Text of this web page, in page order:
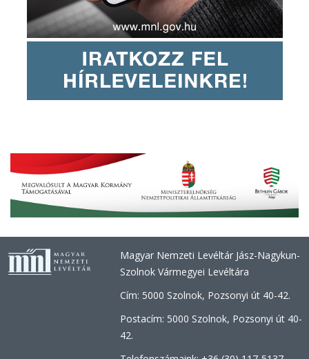
Magyar Nemzeti Levéltár Jász-Nagykun-
Szolnok Vármegyei Levéltára
Cím: 5000 Szolnok, Pozsonyi út 40-42.
Postacím: 5000 Szolnok, Pozsonyi út 40-
42.